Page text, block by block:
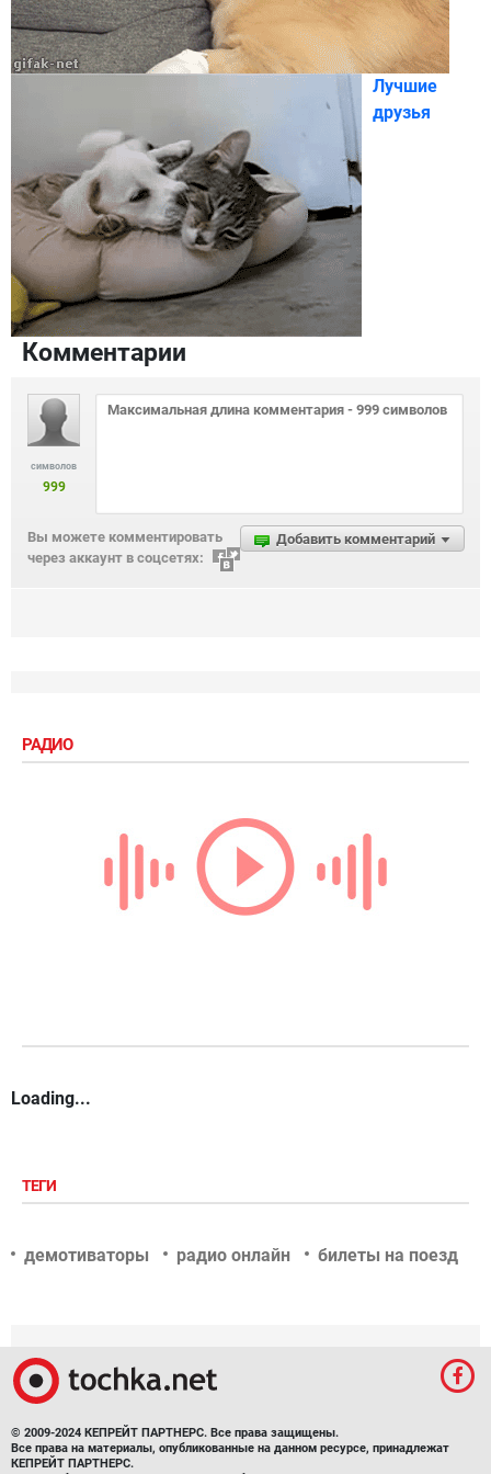
Лучшие
друзья
Комментарии
символов
999
Добавить комментарий
Вы можете комментировать
через аккаунт в соцсетях:
РАДИО
Loading...
ТЕГИ
демотиваторы радио онлайн билеты на поезд
© 2009-2024 КЕПРЕЙТ ПАРТНЕРС. Все права защищены.
Все права на материалы, опубликованные на данном ресурсе, принадлежат
КЕПРЕЙТ ПАРТНЕРС.